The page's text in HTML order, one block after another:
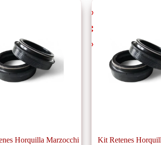
Horquilla Marzocchi
Kit Retenes